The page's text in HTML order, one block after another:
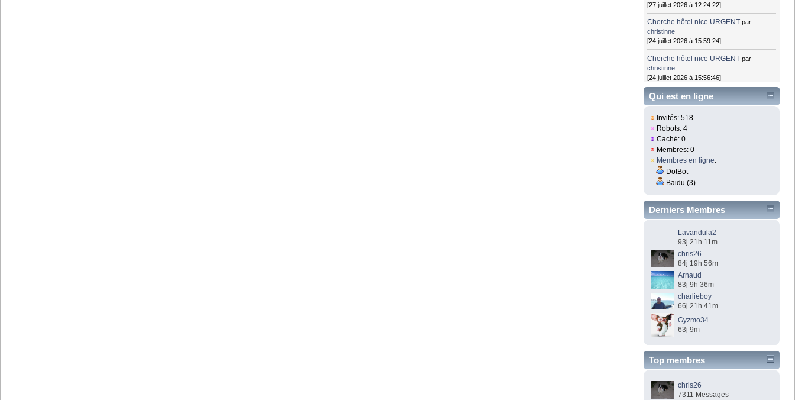
[27 juillet 2026 à 12:24:22]
Cherche hôtel nice URGENT par
christinne
[24 juillet 2026 à 15:59:24]
Cherche hôtel nice URGENT par
christinne
[24 juillet 2026 à 15:56:46]
Qui est en ligne
Invités: 518
Robots: 4
Caché: 0
Membres: 0
Membres en ligne:
DotBot
Baidu (3)
Derniers Membres
Lavandula2
93j 21h 11m
chris26
84j 19h 56m
Arnaud
83j 9h 36m
charlieboy
66j 21h 41m
Gyzmo34
63j 9m
Top membres
chris26
7311 Messages